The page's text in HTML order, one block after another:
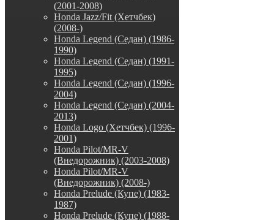
(2001-2008)
Honda Jazz/Fit (Хетчбек)
(2008-)
Honda Legend (Седан) (1986-
1990)
Honda Legend (Седан) (1991-
1995)
Honda Legend (Седан) (1996-
2004)
Honda Legend (Седан) (2004-
2013)
Honda Logo (Хетчбек) (1996-
2001)
Honda Pilot/MR-V
(Внедорожник) (2003-2008)
Honda Pilot/MR-V
(Внедорожник) (2008-)
Honda Prelude (Купе) (1983-
1987)
Honda Prelude (Купе) (1988-